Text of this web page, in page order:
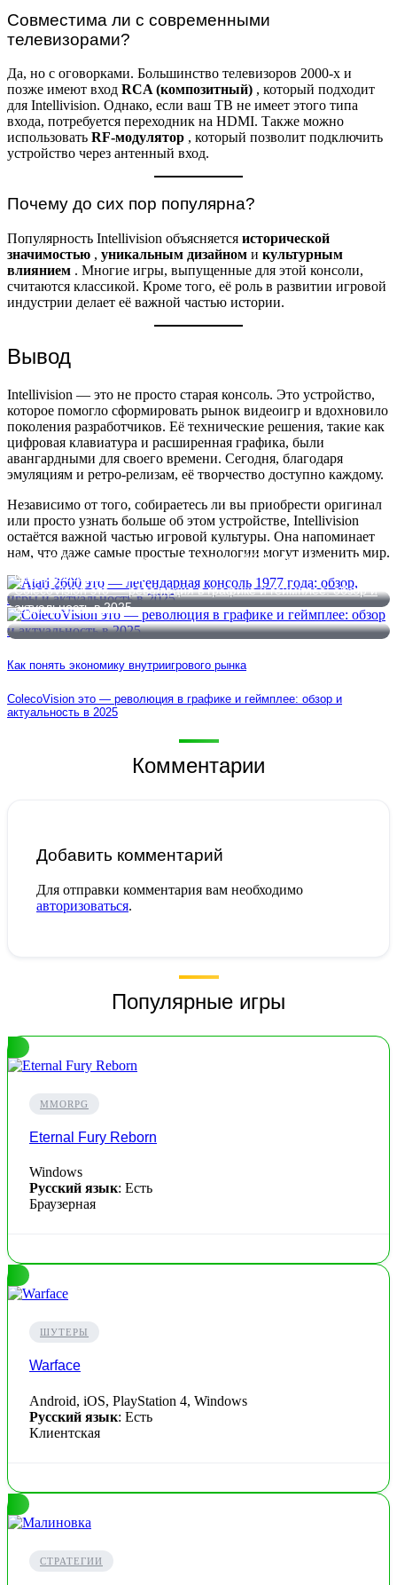
Совместима ли с современными
телевизорами?
Да, но с оговорками. Большинство телевизоров 2000-х и
позже имеют вход RCA (композитный) , который подходит
для Intellivision. Однако, если ваш ТВ не имеет этого типа
входа, потребуется переходник на HDMI. Также можно
использовать RF-модулятор , который позволит подключить
устройство через антенный вход.
Почему до сих пор популярна?
Популярность Intellivision объясняется исторической
значимостью , уникальным дизайном и культурным
влиянием . Многие игры, выпущенные для этой консоли,
считаются классикой. Кроме того, её роль в развитии игровой
индустрии делает её важной частью истории.
Вывод
Intellivision — это не просто старая консоль. Это устройство,
которое помогло сформировать рынок видеоигр и вдохновило
поколения разработчиков. Её технические решения, такие как
цифровая клавиатура и расширенная графика, были
авангардными для своего времени. Сегодня, благодаря
эмуляциям и ретро-релизам, её творчество доступно каждому.
Независимо от того, собираетесь ли вы приобрести оригинал
или просто узнать больше об этом устройстве, Intellivision
остаётся важной частью игровой культуры. Она напоминает
нам, что даже самые простые технологии могут изменить мир.
Atari 2600 это — легендарная консоль 1977 года: обзор, игры
и актуальность в 2025
ColecoVision это — революция в графике и геймплее: обзор и
актуальность в 2025
Как понять экономику внутриигрового рынка
ColecoVision это — революция в графике и геймплее: обзор и
актуальность в 2025
Комментарии
Добавить комментарий
Для отправки комментария вам необходимо
авторизоваться.
Популярные игры
MMORPG
Eternal Fury Reborn
Windows
Русский язык: Есть
Браузерная
ШУТЕРЫ
Warface
Android, iOS, PlayStation 4, Windows
Русский язык: Есть
Клиентская
СТРАТЕГИИ